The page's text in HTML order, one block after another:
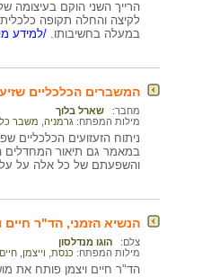
לקיצה והחלה תקופה
במעלה בחשיבותו. /למידע
המשברים הכלכליים
מחבר:
שארל בלוך
מילות המפתח: גרמניה משבר
במאמר גם תיאור המחדלים
והשפעתם של כל אלה על
הנשיא הזמני, הד"ר
צלם:
הוגו מנדלסון
מילות המפתח: כנסת וייצמן, חיים
הד"ר חיים ויצמן פותח את